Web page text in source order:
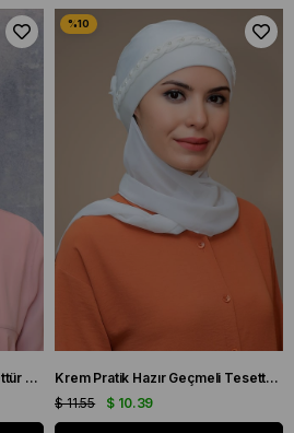
Gri Pratik Hazır Geçmeli Tesettür Bone Fukuro Sandy Kumaş Büzgülü 1831_15
Krem Pratik Hazır Geçmeli Tesettür Bone Sandy Kumaş Örgülü Güllü Şifon Atkılı 1203A_40
$ 10.39
$ 11.55